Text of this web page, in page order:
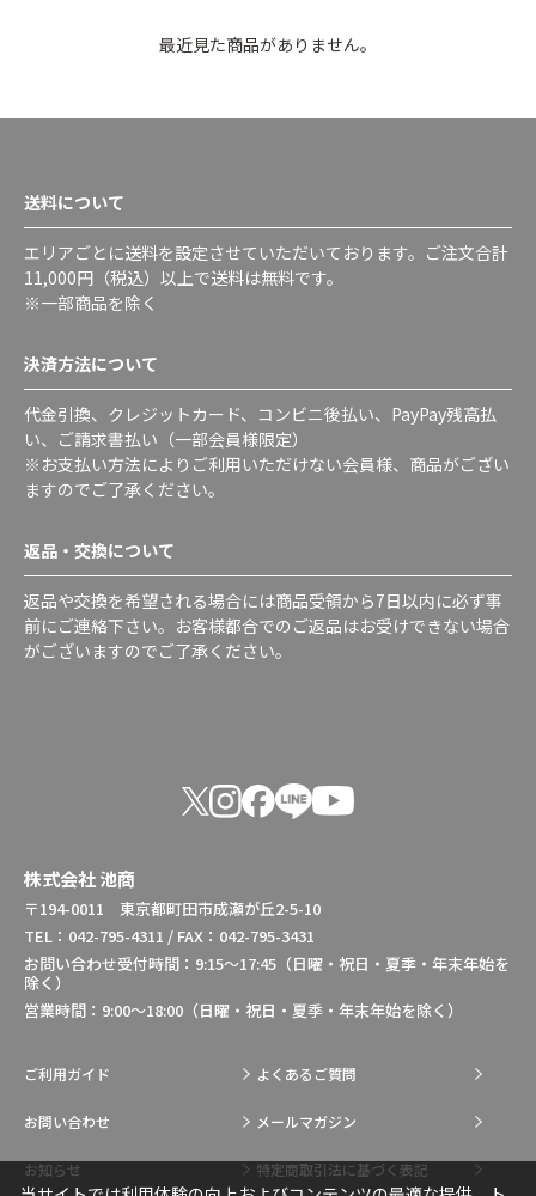
最近見た商品がありません。
送料について
エリアごとに送料を設定させていただいております。ご注文合計
11,000円（税込）以上で送料は無料です。
※一部商品を除く
決済方法について
代金引換、クレジットカード、コンビニ後払い、PayPay残高払
い、ご請求書払い（一部会員様限定）
※お支払い方法によりご利用いただけない会員様、商品がござい
ますのでご了承ください。
返品・交換について
返品や交換を希望される場合には商品受領から7日以内に必ず事
前にご連絡下さい。お客様都合でのご返品はお受けできない場合
がございますのでご了承ください。
株式会社 池商
〒194-0011 東京都町田市成瀬が丘2-5-10
TEL：042-795-4311 / FAX：042-795-3431
お問い合わせ受付時間：9:15～17:45（日曜・祝日・夏季・年末年始を
除く）
営業時間：9:00～18:00（日曜・祝日・夏季・年末年始を除く）
ご利用ガイド よくあるご質問
お問い合わせ メールマガジン
お知らせ 特定商取引法に基づく表記